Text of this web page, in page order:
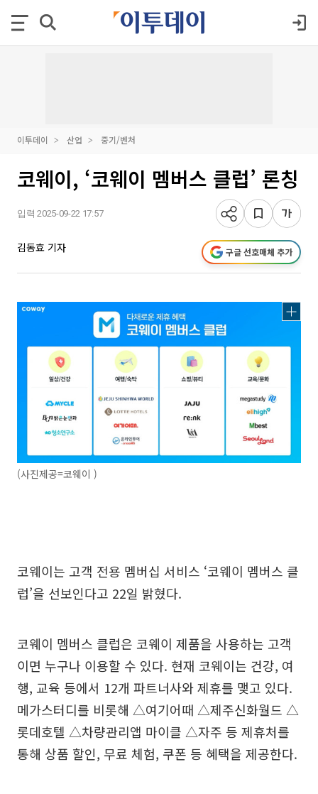
이투데이 산업 중기/벤처
코웨이, ‘코웨이 멤버스 클럽’ 론칭
입력 2025-09-22 17:57
김동효 기자 구글 선호매체 추가
(사진제공=코웨이 )
코웨이는 고객 전용 멤버십 서비스 ‘코웨이 멤버스 클
럽’을 선보인다고 22일 밝혔다.
코웨이 멤버스 클럽은 코웨이 제품을 사용하는 고객
이면 누구나 이용할 수 있다. 현재 코웨이는 건강, 여
행, 교육 등에서 12개 파트너사와 제휴를 맺고 있다.
메가스터디를 비롯해 △여기어때 △제주신화월드 △
롯데호텔 △차량관리앱 마이클 △자주 등 제휴처를
통해 상품 할인, 무료 체험, 쿠폰 등 혜택을 제공한다.